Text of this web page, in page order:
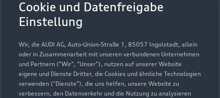
Cookie und Datenfreigabe
Einstellung
Wir, die AUDI AG, Auto-Union-Straße 1, 85057 Ingolstadt, allein
oder in Zusammenarbeit mit unseren verbundenen Unternehmen
und Partnern ("Wir", "Unser"), nutzen auf unserer Website
eigene und Dienste Dritter, die Cookies und ähnliche Technologien
verwenden ("Dienste"), die uns helfen, unsere Website zu
verbessern, den Datenverkehr und die Nutzung zu analysieren
Autohaus Fremder GmbH